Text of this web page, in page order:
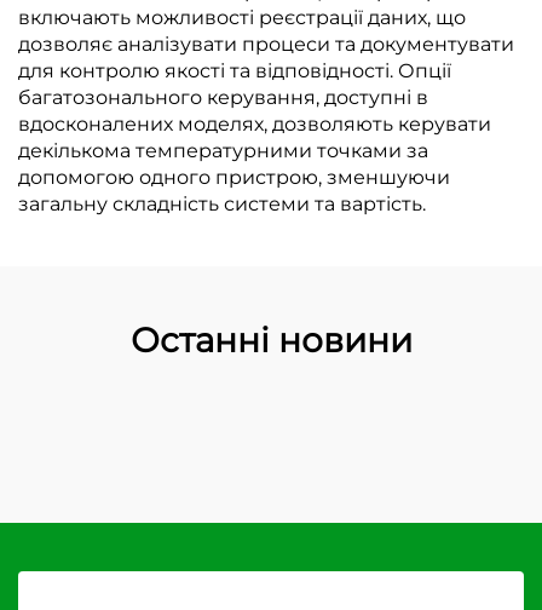
включають можливості реєстрації даних, що
дозволяє аналізувати процеси та документувати
для контролю якості та відповідності. Опції
багатозонального керування, доступні в
вдосконалених моделях, дозволяють керувати
декількома температурними точками за
допомогою одного пристрою, зменшуючи
загальну складність системи та вартість.
Останні новини